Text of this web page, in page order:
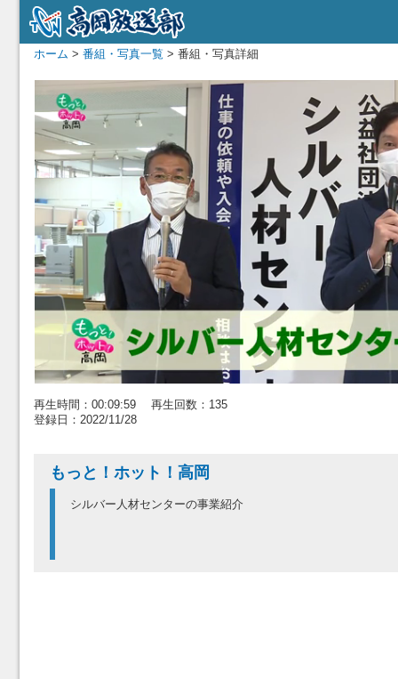
ホーム > 番組・写真一覧 > 番組・写真詳細
再生時間：00:09:59 再生回数：135
登録日：2022/11/28
もっと！ホット！高岡
シルバー人材センターの事業紹介